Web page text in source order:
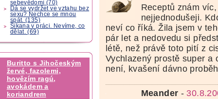
sebevědomí (70)
Dá se vydržet ve vztahu bez
sexu? Nechce se mnou
spát. (135)
Šikana v práci. Nevíme, co
dělat. (69)
Buritto s Jihočeským
žervé, fazolemi,
hovězím ragú,
avokádem a
koriandrem
Receptů znám
nejjednodušeji.
neví co říká. Žila jsem v
pár let a nedovedu si
létě, než právě toto pití z
Vychlazený prostě super a
není, kvašení dávno
Meander -